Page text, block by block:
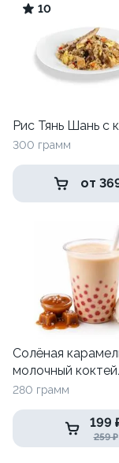
10
Рис Тянь Шань с
300 грамм
от
Солёная
молочный
280 грамм
199
259 ₽